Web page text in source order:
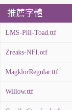
推薦字體
LMS-Pill-Toad.ttf
Zreaks-NFI.otf
MagklorRegular.ttf
Willow.ttf